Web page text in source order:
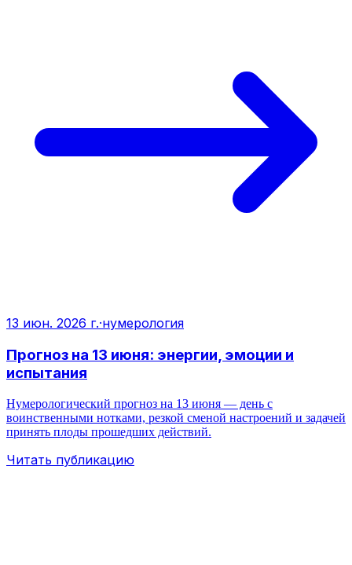
13 июн. 2026 г.·нумерология
Прогноз на 13 июня: энергии, эмоции и
испытания
Нумерологический прогноз на 13 июня — день с
воинственными нотками, резкой сменой настроений и задачей
принять плоды прошедших действий.
Читать публикацию